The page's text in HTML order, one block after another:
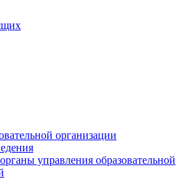
организации
управления образовательной